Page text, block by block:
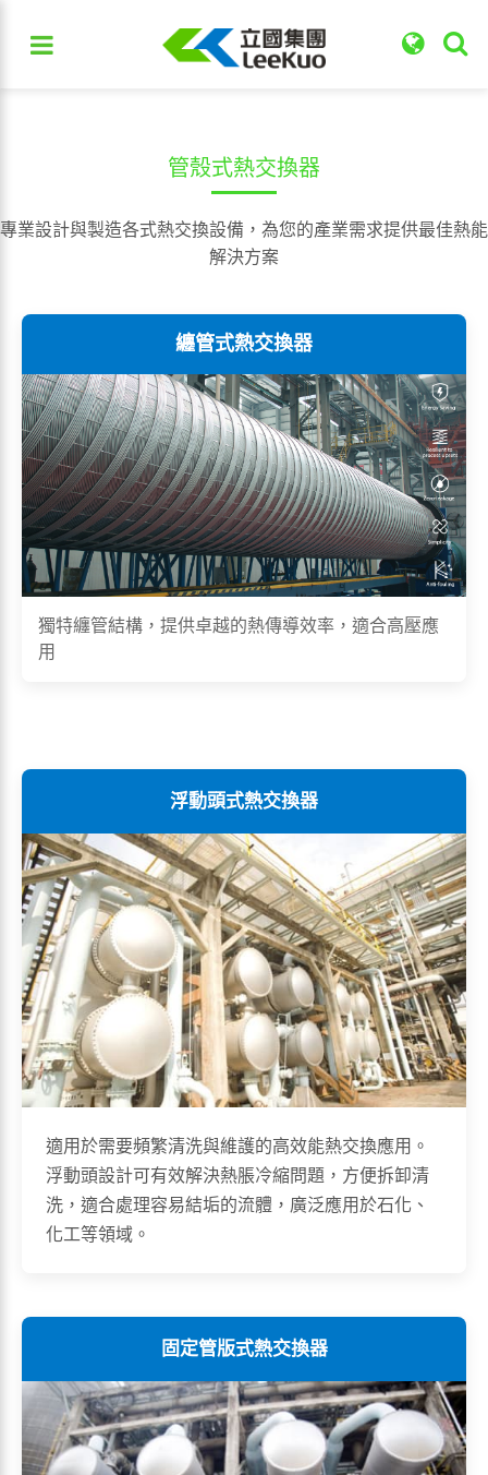
管殼式熱交換器
專業設計與製造各式熱交換設備，為您的產業需求提供最佳熱能
解決方案
纏管式熱交換器
獨特纏管結構，提供卓越的熱傳導效率，適合高壓應
用
浮動頭式熱交換器
適用於需要頻繁清洗與維護的高效能熱交換應用。
浮動頭設計可有效解決熱脹冷縮問題，方便拆卸清
洗，適合處理容易結垢的流體，廣泛應用於石化、
化工等領域。
固定管版式熱交換器